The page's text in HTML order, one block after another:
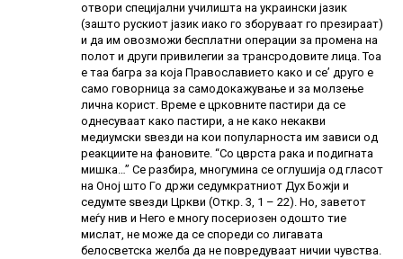
отвори специјални училишта на украински јазик
(зашто рускиот јазик иако го зборуваат го презираат)
и да им овозможи бесплатни операции за промена на
полот и други привилегии за трансродовите лица. Тоа
е таа багра за која Православието како и се’ друго е
само говорница за самодокажување и за молзење
лична корист. Време е црковните пастири да се
однесуваат како пастири, а не како некакви
медиумски ѕвезди на кои популарноста им зависи од
реакциите на фановите. “Со цврста рака и подигната
мишка…” Се разбира, многумина се оглушија од гласот
на Оној што Го држи седумкратниот Дух Божји и
седумте ѕвезди Цркви (Откр. 3, 1 – 22). Но, заветот
меѓу нив и Него е многу посериозен одошто тие
мислат, не може да се спореди со лигавата
белосветска желба да не повредуваат ничии чувства.